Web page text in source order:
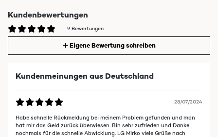
Kundenbewertungen
9 Bewertungen
Eigene Bewertung schreiben
Kundenmeinungen aus Deutschland
28/07/2024
Habe schnelle Rückmeldung bei meinem Problem gefunden und man
hat mir das Geld zurück überwiesen. Bin sehr zufrieden und Danke
nochmals für die schnelle Abwicklung. LG Mirko viele Grüße nach